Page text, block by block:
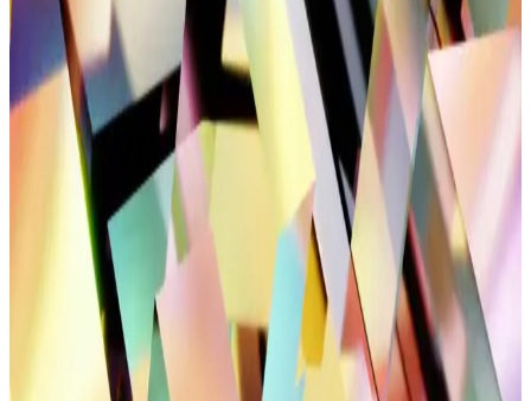
Kadın Spor Ayakkabılarında Temel Özellikler ve
Performans Kriterleri Analizi
Kadın spor ayakkabıları, hafiflik, nefes alabilirlik ve dayanıklılık
gibi özellikleriyle spor ve günlük yaşamda konfor sağlar.
Performansı artıran tasarımlar, kullanım alanlarına göre seçilir.
Bağcıksız ve Bağlanmayan Bağcık Teknolojileriyle
Konforlu Ayakkabı Tasarımları
Gelişmiş bağcık teknolojileri, ayakkabıları daha pratik ve konforlu
hale getiriyor, kullanım kolaylığı sağlıyor ve hareket özgürlüğünü
Düğün Kombinleri ve Spor Tarzı: Günümüz
Modasının Çok Yönlülüğü ve Teknolojik